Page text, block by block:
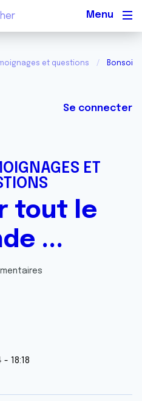
et questions Bonsoir
Se connecter
ET
tout le
...
18:18